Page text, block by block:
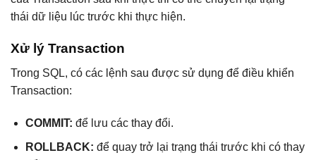
thái dữ liệu lúc trước khi thực hiện.
Xử lý Transaction
Trong SQL, có các lệnh sau được sử dụng để điều khiển
Transaction:
COMMIT: để lưu các thay đổi.
ROLLBACK: để quay trở lại trạng thái trước khi có thay